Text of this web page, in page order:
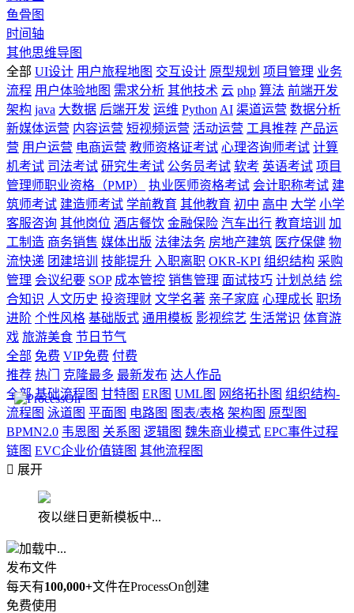
鱼骨图
时间轴
其他思维导图
全部 UI设计 用户旅程地图 交互设计 原型规划 项目管理 业务
流程 用户体验地图 需求分析 其他技术 云 php 算法 前端开发
架构 java 大数据 后端开发 运维 Python AI 渠道运营 数据分析
新媒体运营 内容运营 短视频运营 活动运营 工具推荐 产品运
营 用户运营 电商运营 教师资格证考试 心理咨询师考试 计算
机考试 司法考试 研究生考试 公务员考试 软考 英语考试 项目
管理师职业资格（PMP）
执业医师资格考试 会计职称考试 建
筑师考试 建造师考试 学前教育 其他教育 初中 高中 大学 小学
客服咨询 其他岗位 酒店餐饮 金融保险 汽车出行 教育培训
加
工制造 商务销售 媒体出版 法律法务 房地产建筑 医疗保健 物
流快递 团建培训 技能提升 入职离职 OKR-KPI 组织结构 采购
管理 会议纪要 SOP 成本管控 销售管理 面试技巧 计划总结 综
合知识 人文历史 投资理财 文学名著 亲子家庭 心理成长 职场
进阶 个性风格 基础版式 通用模板 影视综艺 生活常识 体育游
戏 旅游美食 节日节气
全部 免费 VIP免费 付费
推荐 热门 克隆最多 最新发布 达人作品
全部 基础流程图 甘特图 ER图 UML图 网络拓扑图 组织结构-
流程图 泳道图 平面图 电路图 图表/表格 架构图 原型图
BPMN2.0 韦恩图 关系图 逻辑图 魏朱商业模式 EPC事件过程
链图 EVC企业价值链图 其他流程图
 展开
夜以继日更新模板中...
加载中...
发布文件
每天有100,000+文件在ProcessOn创建
免费使用